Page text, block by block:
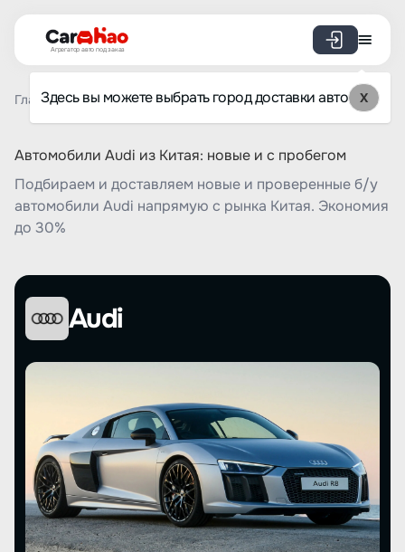
Агрегатор авто под заказ
Здесь вы можете выбрать город доставки авто X
Главная Список брендов Audi
Автомобили Audi из Китая: новые и с пробегом
Подбираем и доставляем новые и проверенные б/у
автомобили Audi напрямую с рынка Китая. Экономия
до 30%
Audi